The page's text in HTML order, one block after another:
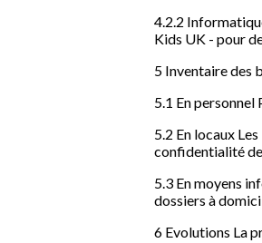
4.2.2
Kids UK - pour
5 Inventaire des
5.1 En
5.2 En locaux
confidentialité
5.3 En moyens
dossiers à
6 Evolutions La